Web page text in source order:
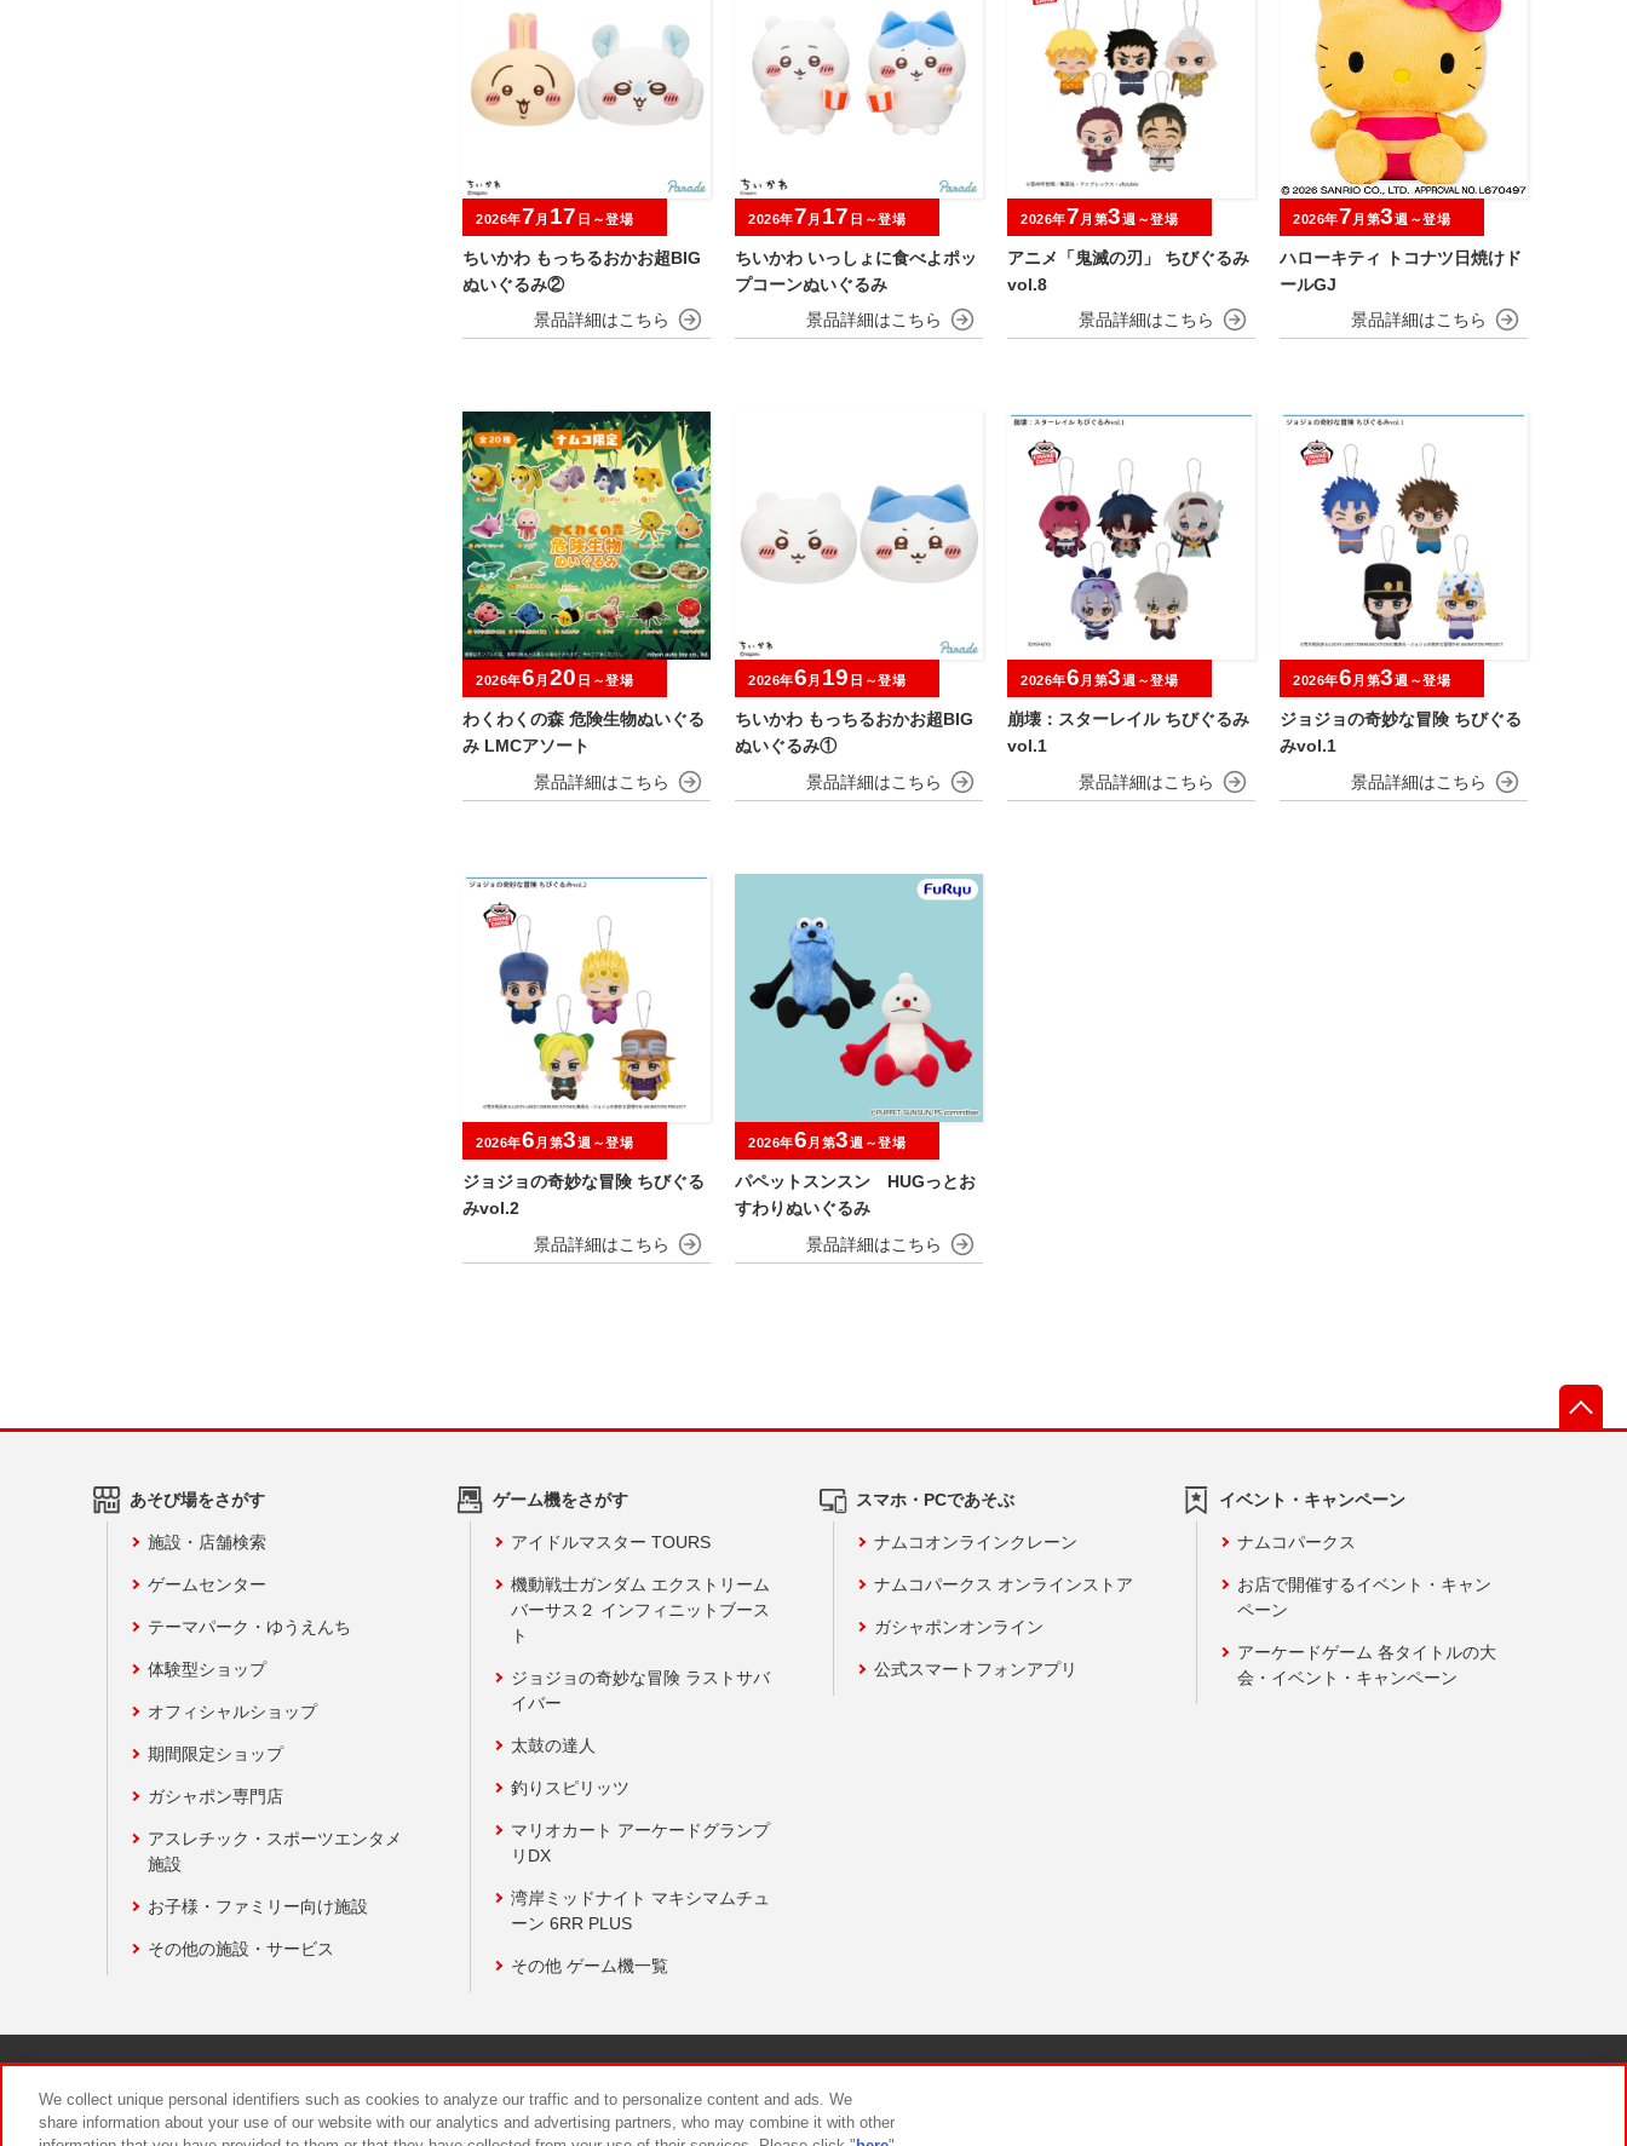
ちいかわ もっちるおかお超BIG
ぬいぐるみ②
2026年7 月 17 日～登場
ちいかわ いっしょに食べよポッ
プコーンぬいぐるみ
2026年7 月 17 日～登場
アニメ「鬼滅の刃」 ちびぐるみ
vol.8
2026年7 月第3週～登場
ハローキティ トコナツ日焼けド
ールGJ
2026年7 月第3週～登場
わくわくの森 危険生物ぬいぐる
み LMCアソート
2026年6 月 20 日～登場
ちいかわ もっちるおかお超BIG
ぬいぐるみ①
2026年6 月 19 日～登場
崩壊：スターレイル ちびぐるみ
vol.1
2026年6 月第3週～登場
ジョジョの奇妙な冒険 ちびぐる
みvol.1
2026年6 月第3週～登場
ジョジョの奇妙な冒険 ちびぐる
みvol.2
2026年6 月第3週～登場
パペットスンスン HUGっとお
すわりぬいぐるみ
2026年6 月第3週～登場
あそび場をさがす
施設・店舗検索
ゲームセンター
テーマパーク・ゆうえんち
体験型ショップ
オフィシャルショップ
期間限定ショップ
ガシャポン専門店
アスレチック・スポーツエンタメ
施設
お子様・ファミリー向け施設
その他の施設・サービス
ゲーム機をさがす
アイドルマスター TOURS
機動戦士ガンダム エクストリーム
バーサス２ インフィニットブース
ト
ジョジョの奇妙な冒険 ラストサバ
イバー
太鼓の達人
釣りスピリッツ
マリオカート アーケードグランプ
リDX
湾岸ミッドナイト マキシマムチュ
ーン 6RR PLUS
その他 ゲーム機一覧
スマホ・PCであそぶ
ナムコオンラインクレーン
ナムコパークス オンラインストア
ガシャポンオンライン
公式スマートフォンアプリ
イベント・キャンペーン
ナムコパークス
お店で開催するイベント・キャン
ペーン
アーケードゲーム 各タイトルの大
会・イベント・キャンペーン
We collect unique personal identifiers such as cookies to analyze our traffic and to personalize content and ads. We
share information about your use of our website with our analytics and advertising partners, who may combine it with other